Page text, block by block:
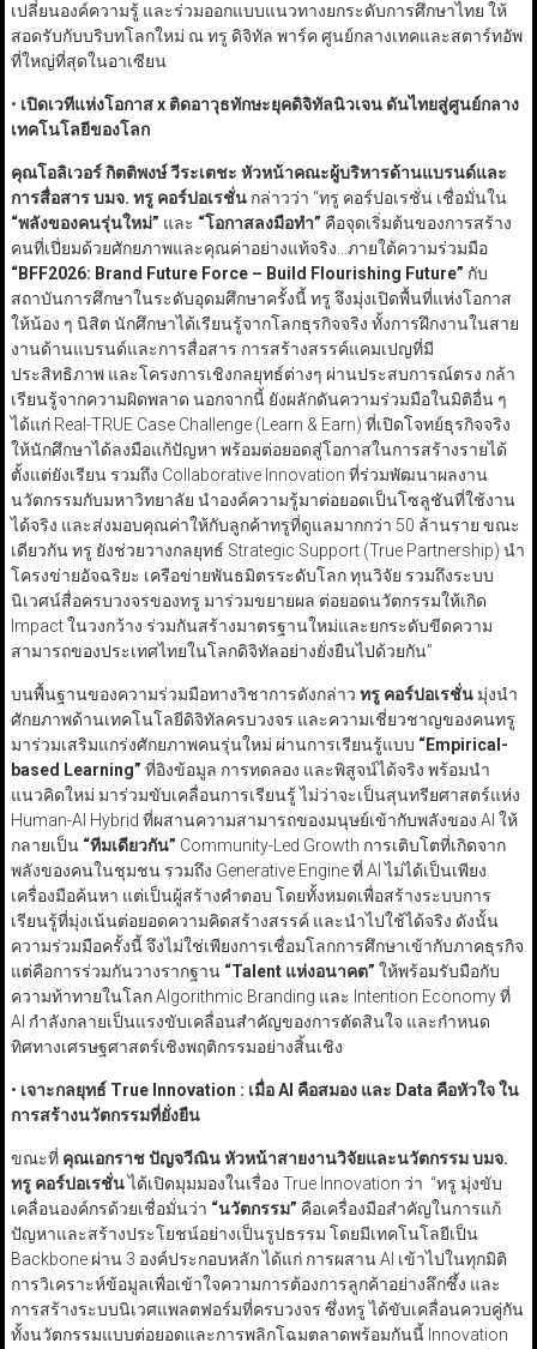
เปลี่ยนองค์ความรู้ และร่วมออกแบบแนวทางยกระดับการศึกษาไทย ให้
สอดรับกับบริบทโลกใหม่ ณ ทรู ดิจิทัล พาร์ค ศูนย์กลางเทคและสตาร์ทอัพ
ที่ใหญ่ที่สุดในอาเซียน
• เปิดเวทีแห่งโอกาส x ติดอาวุธทักษะยุคดิจิทัลนิวเจน ดันไทยสู่ศูนย์กลาง
เทคโนโลยีของโลก
คุณโอลิเวอร์ กิตติพงษ์ วีระเตชะ หัวหน้าคณะผู้บริหารด้านแบรนด์และ
การสื่อสาร บมจ. ทรู คอร์ปอเรชั่นกล่าวว่า “ทรู คอร์ปอเรชั่น เชื่อมั่นใน
“พลังของคนรุ่นใหม่” และ “โอกาสลงมือทำ” คือจุดเริ่มต้นของการสร้าง
คนที่เปี่ยมด้วยศักยภาพและคุณค่าอย่างแท้จริง…ภายใต้ความร่วมมือ
“BFF2026: Brand Future Force – Build Flourishing Future” กับ
สถาบันการศึกษาในระดับอุดมศึกษาครั้งนี้ ทรู จึงมุ่งเปิดพื้นที่แห่งโอกาส
ให้น้อง ๆ นิสิต นักศึกษาได้เรียนรู้จากโลกธุรกิจจริง ทั้งการฝึกงานในสาย
งานด้านแบรนด์และการสื่อสาร การสร้างสรรค์แคมเปญที่มี
ประสิทธิภาพ และโครงการเชิงกลยุทธ์ต่างๆ ผ่านประสบการณ์ตรง กล้า
เรียนรู้จากความผิดพลาด นอกจากนี้ ยังผลักดันความร่วมมือในมิติอื่น ๆ
ได้แก่ Real-TRUE Case Challenge (Learn & Earn) ที่เปิดโจทย์ธุรกิจจริง
ให้นักศึกษาได้ลงมือแก้ปัญหา พร้อมต่อยอดสู่โอกาสในการสร้างรายได้
ตั้งแต่ยังเรียน รวมถึง Collaborative Innovation ที่ร่วมพัฒนาผลงาน
นวัตกรรมกับมหาวิทยาลัย นำองค์ความรู้มาต่อยอดเป็นโซลูชันที่ใช้งาน
ได้จริง และส่งมอบคุณค่าให้กับลูกค้าทรูที่ดูแลมากกว่า 50 ล้านราย ขณะ
เดียวกัน ทรู ยังช่วยวางกลยุทธ์ Strategic Support (True Partnership) นำ
โครงข่ายอัจฉริยะ เครือข่ายพันธมิตรระดับโลก ทุนวิจัย รวมถึงระบบ
นิเวศน์สื่อครบวงจรของทรู มาร่วมขยายผล ต่อยอดนวัตกรรมให้เกิด
Impact ในวงกว้าง ร่วมกันสร้างมาตรฐานใหม่และยกระดับขีดความ
สามารถของประเทศไทยในโลกดิจิทัลอย่างยั่งยืนไปด้วยกัน”
บนพื้นฐานของความร่วมมือทางวิชาการดังกล่าว ทรู คอร์ปอเรชั่นมุ่งนำ
ศักยภาพด้านเทคโนโลยีดิจิทัลครบวงจร และความเชี่ยวชาญของคนทรู
มาร่วมเสริมแกร่งศักยภาพคนรุ่นใหม่ ผ่านการเรียนรู้แบบ “Empirical-
based Learning” ที่อิงข้อมูล การทดลอง และพิสูจน์ได้จริง พร้อมนำ
แนวคิดใหม่ มาร่วมขับเคลื่อนการเรียนรู้ ไม่ว่าจะเป็นสุนทรียศาสตร์แห่ง
Human-AI Hybrid ที่ผสานความสามารถของมนุษย์เข้ากับพลังของ AI ให้
กลายเป็น “ทีมเดียวกัน” Community-Led Growth การเติบโตที่เกิดจาก
พลังของคนในชุมชน รวมถึง Generative Engine ที่ AI ไม่ได้เป็นเพียง
เครื่องมือค้นหา แต่เป็นผู้สร้างคำตอบ โดยทั้งหมดเพื่อสร้างระบบการ
เรียนรู้ที่มุ่งเน้นต่อยอดความคิดสร้างสรรค์ และนำไปใช้ได้จริง ดังนั้น
ความร่วมมือครั้งนี้ จึงไม่ใช่เพียงการเชื่อมโลกการศึกษาเข้ากับภาคธุรกิจ
แต่คือการร่วมกันวางรากฐาน “Talent แห่งอนาคต” ให้พร้อมรับมือกับ
ความท้าทายในโลก Algorithmic Branding และ Intention Economy ที่
AI กำลังกลายเป็นแรงขับเคลื่อนสำคัญของการตัดสินใจ และกำหนด
ทิศทางเศรษฐศาสตร์เชิงพฤติกรรมอย่างสิ้นเชิง
• เจาะกลยุทธ์ True Innovation : เมื่อ AI คือสมอง และ Data คือหัวใจ ใน
การสร้างนวัตกรรมที่ยั่งยืน
ขณะที่ คุณเอกราช ปัญจวีณิน หัวหน้าสายงานวิจัยและนวัตกรรม บมจ.
ทรู คอร์ปอเรชั่นได้เปิดมุมมองในเรื่อง True Innovation ว่า “ทรู มุ่งขับ
เคลื่อนองค์กรด้วยเชื่อมั่นว่า “นวัตกรรม” คือเครื่องมือสำคัญในการแก้
ปัญหาและสร้างประโยชน์อย่างเป็นรูปธรรม โดยมีเทคโนโลยีเป็น
Backbone ผ่าน 3 องค์ประกอบหลัก ได้แก่ การผสาน AI เข้าไปในทุกมิติ
การวิเคราะห์ข้อมูลเพื่อเข้าใจความการต้องการลูกค้าอย่างลึกซึ้ง และ
การสร้างระบบนิเวศแพลตฟอร์มที่ครบวงจร ซึ่งทรู ได้ขับเคลื่อนควบคู่กัน
ทั้งนวัตกรรมแบบต่อยอดและการพลิกโฉมตลาดพร้อมกันนี้ Innovation